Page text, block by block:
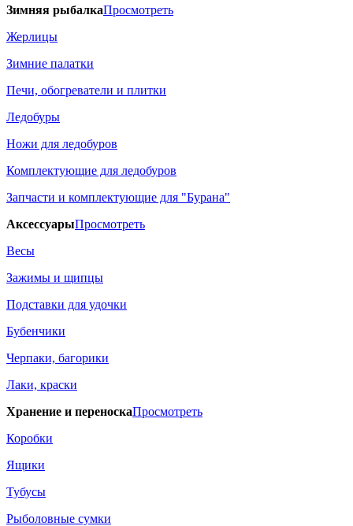
Зимняя рыбалкаПросмотреть
Жерлицы
Зимние палатки
Печи, обогреватели и плитки
Ледобуры
Ножи для ледобуров
Комплектующие для ледобуров
Запчасти и комплектующие для "Бурана"
АксессуарыПросмотреть
Весы
Зажимы и щипцы
Подставки для удочки
Бубенчики
Черпаки, багорики
Лаки, краски
Хранение и переноскаПросмотреть
Коробки
Ящики
Тубусы
Рыболовные сумки